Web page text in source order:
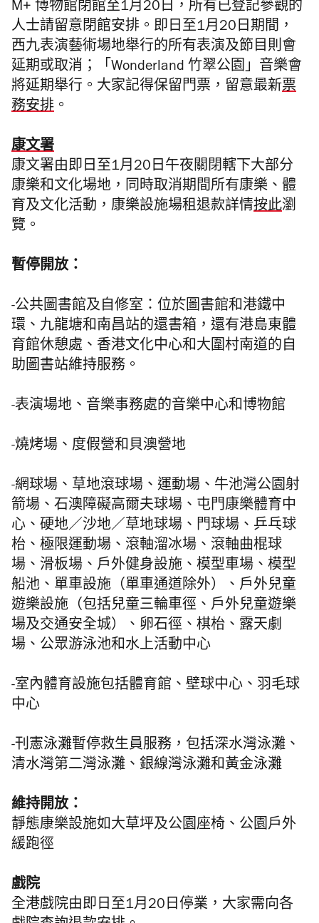
M+ 博物館閉館至1月20日，所有已登記參觀的
人士請留意閉館安排。即日至1月20日期間，
西九表演藝術場地舉行的所有表演及節目則會
延期或取消；「Wonderland 竹翠公園」音樂會
將延期舉行。大家記得保留門票，留意最新票
務安排 。
康文署
康文署由即日至1月20日午夜關閉轄下大部分
康樂和文化場地，同時取消期間所有康樂、體
育及文化活動，康樂設施場租退款詳情按此瀏
覽。
暫停開放：
-公共圖書館及自修室：位於圖書館和港鐵中
環、九龍塘和南昌站的還書箱，還有港島東體
育館休憩處、香港文化中心和大圍村南道的自
助圖書站維持服務。
-表演場地、音樂事務處的音樂中心和博物館
-燒烤場、度假營和貝澳營地
-網球場、草地滾球場、運動場、牛池灣公園射
箭場、石澳障礙高爾夫球場、屯門康樂體育中
心、硬地／沙地／草地球場、門球場、乒乓球
枱、極限運動場、滾軸溜冰場、滾軸曲棍球
場、滑板場、戶外健身設施、模型車場、模型
船池、單車設施（單車通道除外）、戶外兒童
遊樂設施（包括兒童三輪車徑、戶外兒童遊樂
場及交通安全城）、卵石徑、棋枱、露天劇
場、公眾游泳池和水上活動中心
-室內體育設施包括體育館、壁球中心、羽毛球
中心
-刊憲泳灘暫停救生員服務，包括深水灣泳灘、
清水灣第二灣泳灘、銀線灣泳灘和黃金泳灘
維持開放：
靜態康樂設施如大草坪及公園座椅、公園戶外
緩跑徑
戲院
全港戲院由即日至1月20日停業，大家需向各